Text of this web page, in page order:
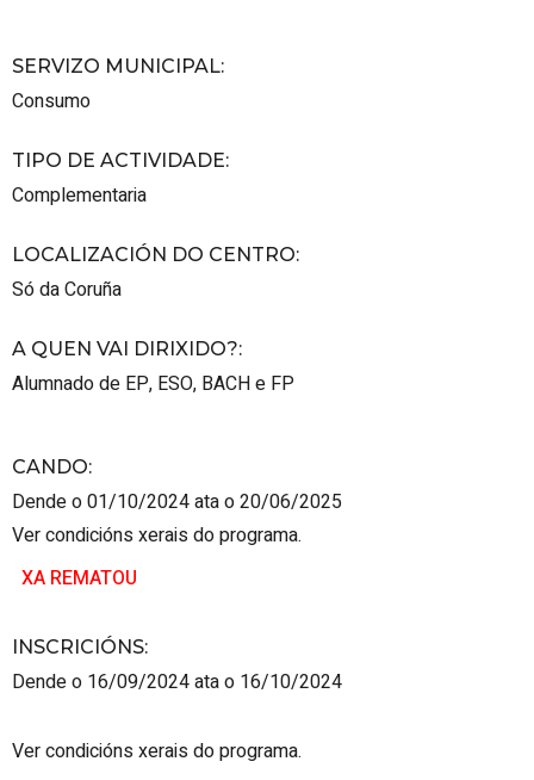
SERVIZO MUNICIPAL:
Consumo
TIPO DE ACTIVIDADE:
Complementaria
LOCALIZACIÓN DO CENTRO:
Só da Coruña
A QUEN VAI DIRIXIDO?:
Alumnado de EP, ESO, BACH e FP
CANDO:
Dende o 01/10/2024 ata o 20/06/2025
Ver condicións xerais do programa.
XA REMATOU
INSCRICIÓNS:
Dende o 16/09/2024 ata o 16/10/2024
Ver condicións xerais do programa.